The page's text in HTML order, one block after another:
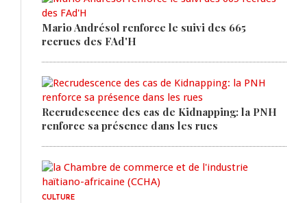
Mario Andrésol renforce le suivi des 665
recrues des FAd'H
Recrudescence des cas de Kidnapping: la PNH
renforce sa présence dans les rues
CULTURE